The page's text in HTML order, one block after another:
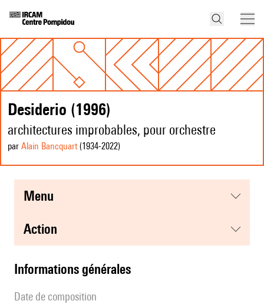
Desiderio (1996)
architectures improbables, pour orchestre
par Alain Bancquart(1934-2022)
menu
action
informations générales
date de composition